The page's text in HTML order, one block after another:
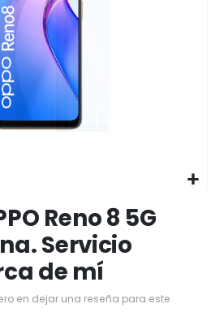
Reno 8 5G
Servicio
de mí
en dejar una reseña para este